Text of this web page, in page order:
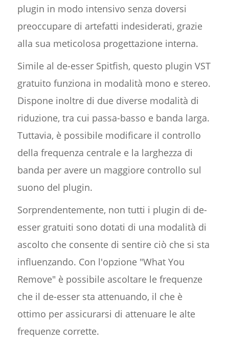
plugin in modo intensivo senza doversi
preoccupare di artefatti indesiderati, grazie
alla sua meticolosa progettazione interna.
Simile al de-esser Spitfish, questo plugin VST
gratuito funziona in modalità mono e stereo.
Dispone inoltre di due diverse modalità di
riduzione, tra cui passa-basso e banda larga.
Tuttavia, è possibile modificare il controllo
della frequenza centrale e la larghezza di
banda per avere un maggiore controllo sul
suono del plugin.
Sorprendentemente, non tutti i plugin di de-
esser gratuiti sono dotati di una modalità di
ascolto che consente di sentire ciò che si sta
influenzando. Con l'opzione "What You
Remove" è possibile ascoltare le frequenze
che il de-esser sta attenuando, il che è
ottimo per assicurarsi di attenuare le alte
frequenze corrette.